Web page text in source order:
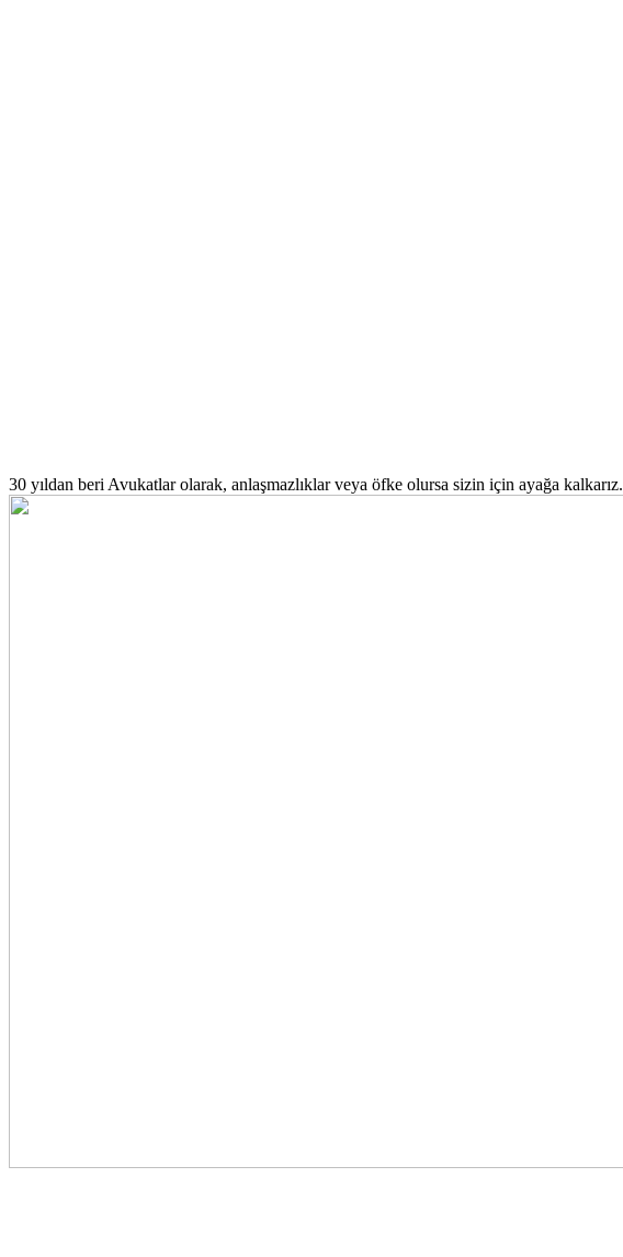
30 yıldan beri Avukatlar olarak, anlaşmazlıklar veya öfke olursa sizin için ayağa kalkarız.